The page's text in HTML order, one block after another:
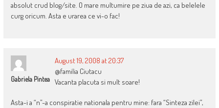
absolut crud blog/site. O mare multumire pe ziua de azi, ca belelele
curg oricum. Asta e urarea ce vi-o fac!
Gabriela Pintea
August 19, 2008 at 20:37
@familia Ciutacu
Vacanta placuta si mult soare!
Asta-i a “n”-a conspiratie nationala pentru mine: fara “Sinteza zilei”,